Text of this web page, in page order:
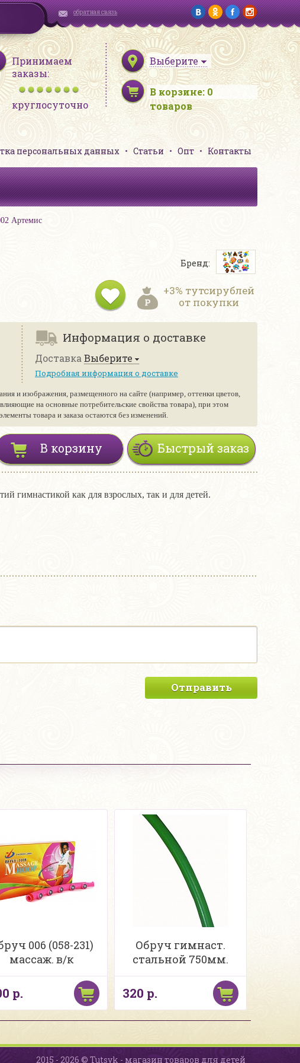
обратная связь
Принимаем
заказы:
круглосуточно
Выберите
В корзине: 0
товаров
персональных данных Статьи Опт Контакты
Артемис
Бренд:
+3% тутсирублей
от покупки
Информация о доставке
Доставка Выберите
Подробная информация о доставке
и изображения, размещенного на сайте (например, оттенки цветов,
на основные потребительские свойства товара), при этом
товара и заказа остаются без изменений.
Быстрый заказ
В корзину
гимнастикой как для взрослых, так и для детей.
Отправить
006 (058-231)
массаж. в/к
р.
Обруч гимнаст.
стальной 750мм.
320 р.
2015 - 2026 © Tutsyk - магазин товаров для детей